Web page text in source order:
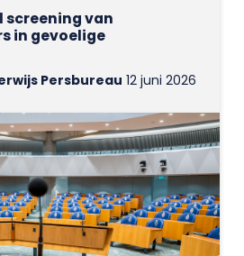
screening van
in gevoelige
Persbureau 12 juni 2026